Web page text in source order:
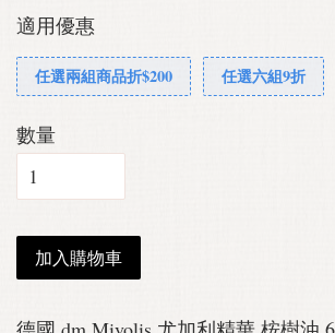
適用優惠
任選兩組商品折$200 任選六組9折
數量
加入購物車